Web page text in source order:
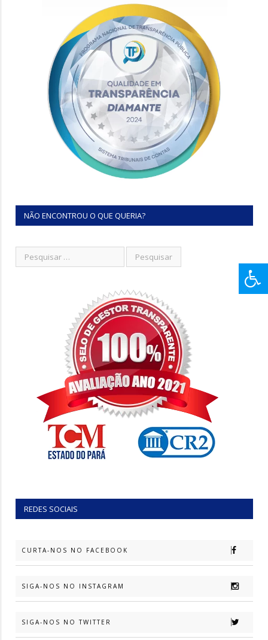
NÃO ENCONTROU O QUE QUERIA?
REDES SOCIAIS
CURTA-NOS NO FACEBOOK
SIGA-NOS NO INSTAGRAM
SIGA-NOS NO TWITTER